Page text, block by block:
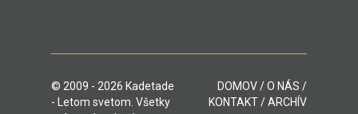
© 2009 - 2026 Kadetade
- Letom svetom. Všetky
DOMOV/O NÁS /
KONTAKT/ARCHÍV